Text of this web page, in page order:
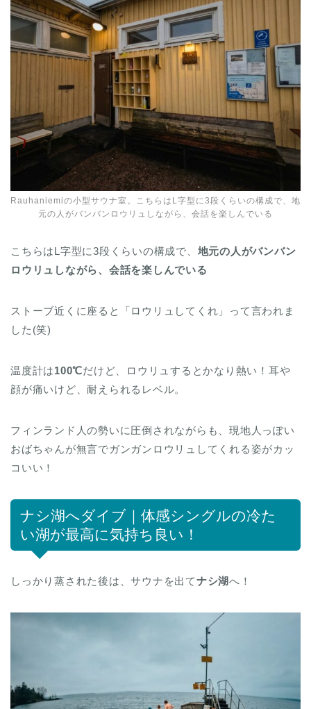
Rauhaniemiの小型サウナ室。こちらはL字型に3段くらいの構成で、地
元の人がバンバンロウリュしながら、会話を楽しんでいる
こちらはL字型に3段くらいの構成で、 地元の人がバンバン
ロウリュしながら、会話を楽しんでいる
ストーブ近くに座ると「ロウリュしてくれ」って言われま
した(笑)
温度計は100℃だけど、ロウリュするとかなり熱い！耳や
顔が痛いけど、耐えられるレベル。
フィンランド人の勢いに圧倒されながらも、現地人っぽい
おばちゃんが無言でガンガンロウリュしてくれる姿がカッ
コいい！
ナシ湖へダイブ｜体感シングルの冷た
い湖が最高に気持ち良い！
しっかり蒸された後は、サウナを出てナシ湖へ！